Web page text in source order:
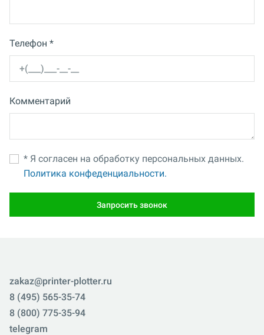
Телефон *
Комментарий
* Я согласен на обработку персональных данных.
Политика конфеденциальности.
Запросить звонок
zakaz@printer-plotter.ru
8 (495) 565-35-74
8 (800) 775-35-94
telegram